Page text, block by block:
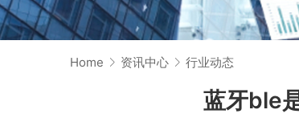
Home 资讯中心 行业动态
蓝牙ble